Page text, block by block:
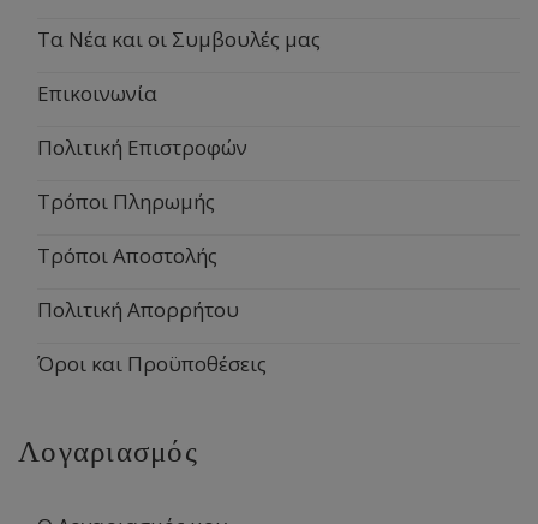
Τα Νέα και οι Συμβουλές μας
Επικοινωνία
Πολιτική Επιστροφών
Τρόποι Πληρωμής
Τρόποι Αποστολής
Πολιτική Απορρήτου
Όροι και Προϋποθέσεις
Λογαριασμός